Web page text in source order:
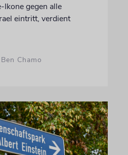
gegen alle
eintritt, verdient
Chamo